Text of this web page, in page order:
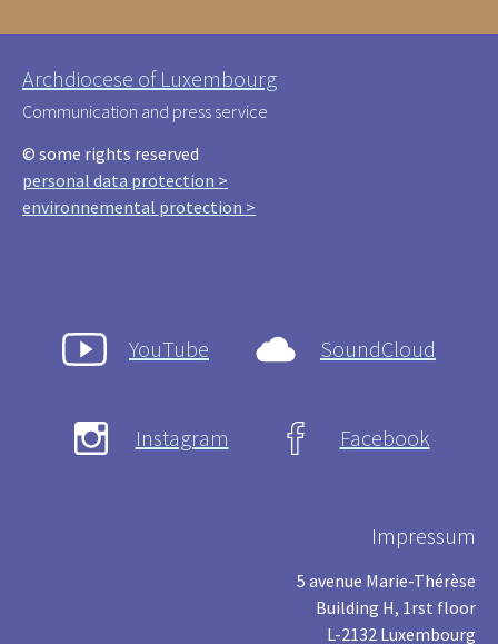
Archdiocese of Luxembourg
Communication and press service
© some rights reserved
personal data protection >
environnemental protection >
YouTube SoundCloud
Instagram Facebook
Impressum
5 avenue Marie-Thérèse
Building H, 1rst floor
L-2132 Luxembourg